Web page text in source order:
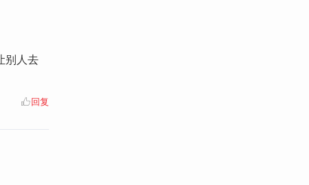
别人去
回复